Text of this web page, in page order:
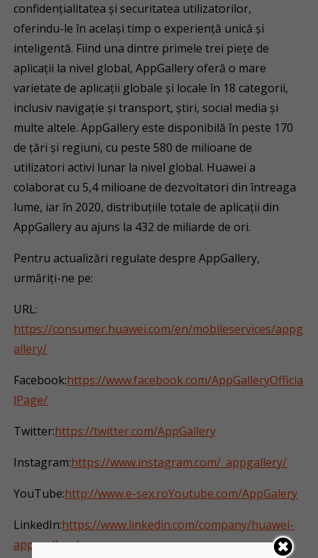
confidențialitatea și securitatea utilizatorilor,
oferindu-le în același timp o experiență unică și
inteligentă. Fiind una dintre primele trei piețe de
aplicații la nivel global, AppGallery oferă o mare
varietate de aplicații globale și locale în 18 categorii,
inclusiv navigație și transport, știri, social media și
multe altele. AppGallery este disponibilă în peste 170
de țări și regiuni, cu peste 580 de milioane de
utilizatori activi lunar la nivel global. Huawei a
colaborat cu 5,4 milioane de dezvoltatori din întreaga
lume, iar în 2020, distribuțiile totale de aplicații din
AppGallery au ajuns la 432 de miliarde de ori.
Pentru actualizări regulate despre AppGallery,
urmăriți-ne pe:
URL:
https://consumer.huawei.com/en/mobileservices/appg
allery/
Facebook:https://www.facebook.com/AppGalleryOfficia
lPage/
Twitter:https://twitter.com/AppGallery
Instagram:https://www.instagram.com/_appgallery/
YouTube:http://www.e-sex.roYoutube.com/AppGalery
LinkedIn:https://www.linkedin.com/company/huawei-
app-gallery/